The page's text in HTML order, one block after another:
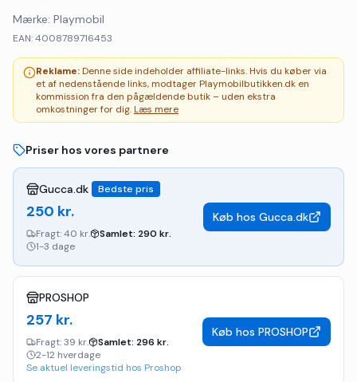
Mærke: Playmobil
EAN:4008789716453
Reklame:Denne side indeholder affiliate-links. Hvis du køber via
et af nedenstående links, modtager Playmobilbutikken.dk en
kommission fra den pågældende butik – uden ekstra
omkostninger for dig.Læs mere
Priser hos vores partnere
Gucca.dk Bedste pris
250 kr.
Fragt:40 kr. Samlet: 290 kr.
1-3 dage
Køb hos Gucca.dk
PROSHOP
257 kr.
Fragt:39 kr. Samlet: 296kr.
2-12 hverdage
Se aktuel leveringstid hos Proshop
Køb hos PROSHOP